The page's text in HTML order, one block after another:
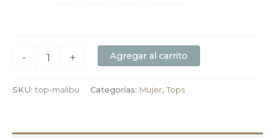
- + Agregar al carrito
SKU: top-malibu Categorías: Mujer,Tops